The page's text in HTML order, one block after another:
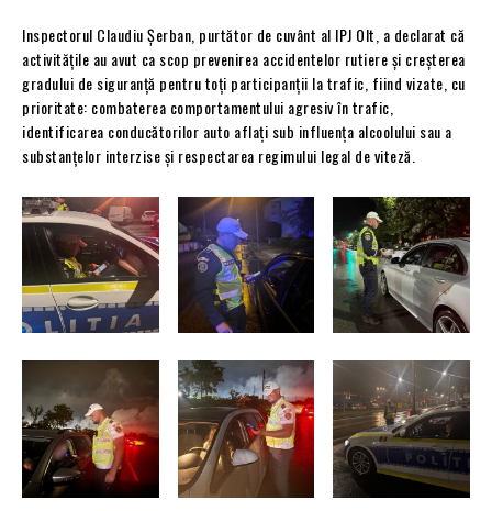
Inspectorul Claudiu Șerban, purtător de cuvânt al IPJ Olt, a declarat că
activitățile au avut ca scop prevenirea accidentelor rutiere și creșterea
gradului de siguranță pentru toți participanții la trafic, fiind vizate, cu
prioritate: combaterea comportamentului agresiv în trafic,
identificarea conducătorilor auto aflați sub influența alcoolului sau a
substanțelor interzise și respectarea regimului legal de viteză.